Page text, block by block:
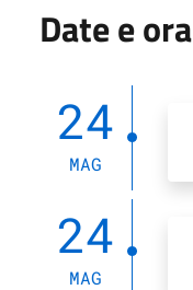
Date e
24
MAG
24
MAG